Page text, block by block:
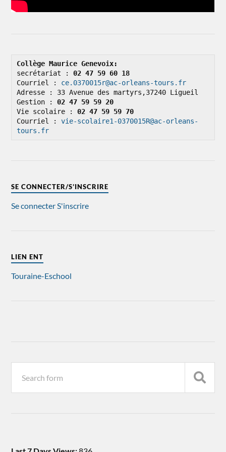
Collège Maurice Genevoix:
secrétariat : 02 47 59 60 18
Courriel : ce.0370015r@ac-orleans-tours.fr
Adresse : 33 Avenue des martyrs,37240 Ligueil
Gestion : 02 47 59 59 20
Vie scolaire : 02 47 59 59 70
Courriel : vie-scolaire1-0370015R@ac-orleans-
tours.fr
SE CONNECTER/S’INSCRIRE
Se connecterS'inscrire
LIEN ENT
Touraine-Eschool